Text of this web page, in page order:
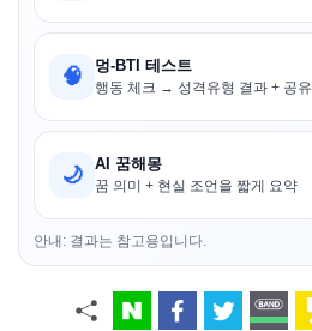
🧠 멍-BTI 테스트
행동 체크 → 성격유형 결과 + 공유
🌙 AI 꿈해몽
꿈 의미 + 현실 조언을 짧게 요약
안내: 결과는 참고용입니다.